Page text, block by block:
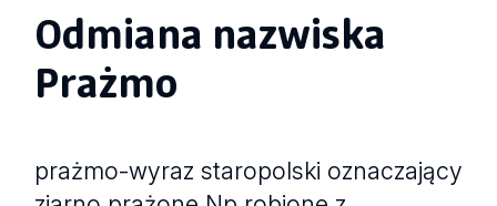
Odmiana nazwiska
Prażmo
prażmo-wyraz staropolski oznaczający